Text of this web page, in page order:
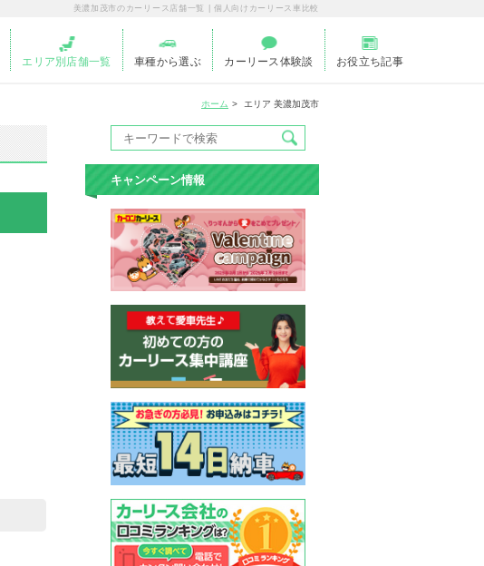
美濃加茂市のカーリース店舗一覧 | 個人向けカーリース車比較
エリア別店舗一覧 車種から選ぶ カーリース体験談 お役立ち記事
ホーム エリア 美濃加茂市
キャンペーン情報